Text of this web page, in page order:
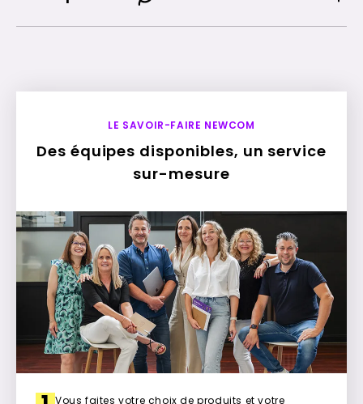
LE SAVOIR-FAIRE NEWCOM
Des équipes disponibles, un service
sur-mesure
Vous faites votre choix de produits et votre